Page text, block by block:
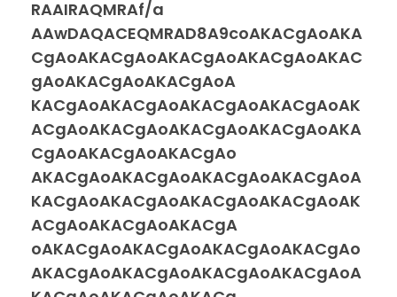
RAAIRAQMRAf/a
AAwDAQACEQMRAD8A9coAKACgAoAKA
CgAoAKACgAoAKACgAoAKACgAoAKAC
gAoAKACgAoAKACgAoA
KACgAoAKACgAoAKACgAoAKACgAoAK
ACgAoAKACgAoAKACgAoAKACgAoAKA
CgAoAKACgAoAKACgAo
AKACgAoAKACgAoAKACgAoAKACgAoA
KACgAoAKACgAoAKACgAoAKACgAoAK
ACgAoAKACgAoAKACgA
oAKACgAoAKACgAoAKACgAoAKACgAo
AKACgAoAKACgAoAKACgAoAKACgAoA